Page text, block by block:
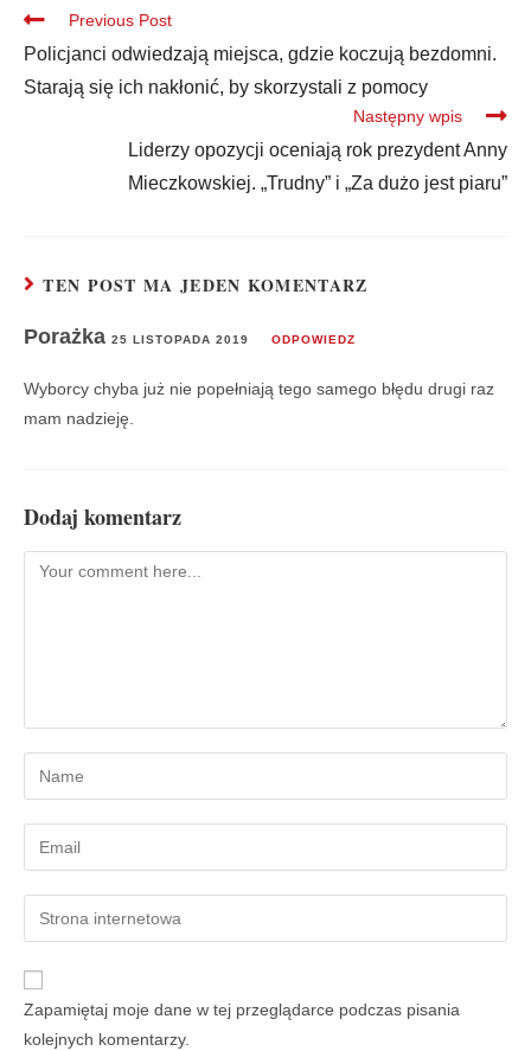
Previous Post
Policjanci odwiedzają miejsca, gdzie koczują bezdomni.
Starają się ich nakłonić, by skorzystali z pomocy
Następny wpis
Liderzy opozycji oceniają rok prezydent Anny
Mieczkowskiej. „Trudny” i „Za dużo jest piaru”
TEN POST MA JEDEN KOMENTARZ
Porażka 25 LISTOPADA 2019 ODPOWIEDZ
Wyborcy chyba już nie popełniają tego samego błędu drugi raz
mam nadzieję.
Dodaj komentarz
Zapamiętaj moje dane w tej przeglądarce podczas pisania
kolejnych komentarzy.